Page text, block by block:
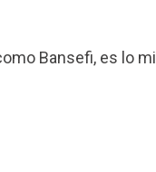
Bansefi, es lo